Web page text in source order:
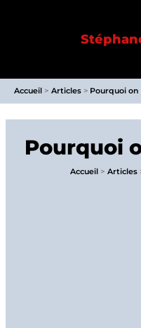
Accueil Articles Pourquoi
Pourquoi
Accueil Articles